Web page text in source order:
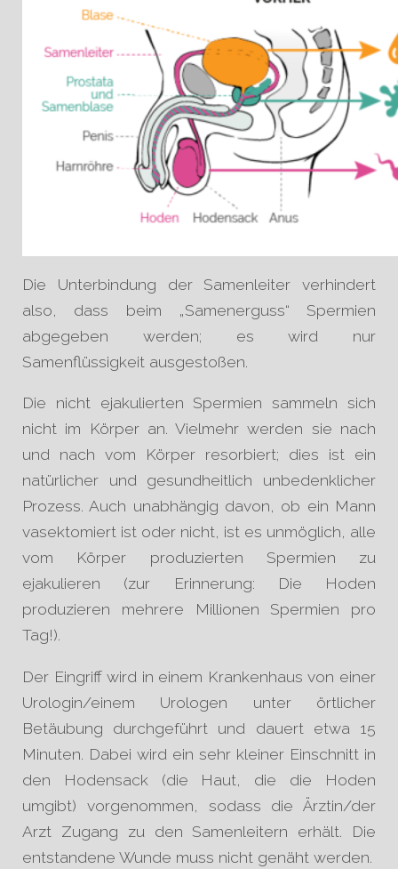
Die Unterbindung der Samenleiter verhindert
also, dass beim „Samenerguss“ Spermien
abgegeben werden; es wird nur
Samenflüssigkeit ausgestoßen.
Die nicht ejakulierten Spermien sammeln sich
nicht im Körper an. Vielmehr werden sie nach
und nach vom Körper resorbiert; dies ist ein
natürlicher und gesundheitlich unbedenklicher
Prozess. Auch unabhängig davon, ob ein Mann
vasektomiert ist oder nicht, ist es unmöglich, alle
vom Körper produzierten Spermien zu
ejakulieren (zur Erinnerung: Die Hoden
produzieren mehrere Millionen Spermien pro
Tag!).
Der Eingriff wird in einem Krankenhaus von einer
Urologin/einem Urologen unter örtlicher
Betäubung durchgeführt und dauert etwa 15
Minuten. Dabei wird ein sehr kleiner Einschnitt in
den Hodensack (die Haut, die die Hoden
umgibt) vorgenommen, sodass die Ärztin/der
Arzt Zugang zu den Samenleitern erhält. Die
entstandene Wunde muss nicht genäht werden.